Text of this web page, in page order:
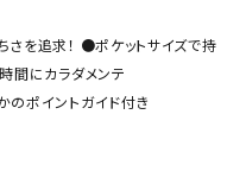
を追求！ ●ポケットサイズで持
間にカラダメンテ
ポイントガイド付き